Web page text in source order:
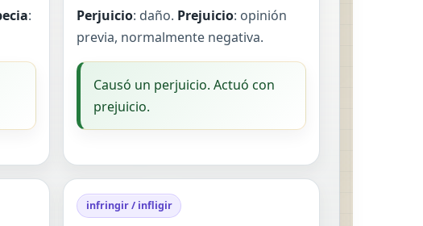
:
Perjuicio: daño. Prejuicio: opinión
previa, normalmente negativa.
Causó un perjuicio. Actuó con
prejuicio.
infringir / infligir